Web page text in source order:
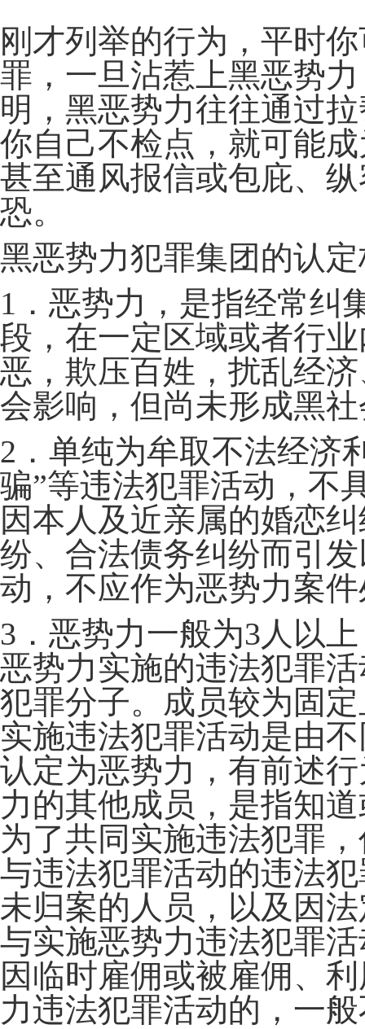
刚才列举的行为，平时
罪，一旦沾惹上黑恶势
明，黑恶势力往往通过
你自己不检点，就可能
甚至通风报信或包庇、
恐。
黑恶势力犯罪集团的认
1．恶势力，是指经常纠
段，在一定区域或者行
恶，欺压百姓，扰乱经
会影响，但尚未形成黑
2．单纯为牟取不法经济
骗”等违法犯罪活动，不
因本人及近亲属的婚恋
纷、合法债务纠纷而引
动，不应作为恶势力案
3．恶势力一般为3人以
恶势力实施的违法犯罪
犯罪分子。成员较为固
实施违法犯罪活动是由
认定为恶势力，有前述
力的其他成员，是指知
为了共同实施违法犯罪
与违法犯罪活动的违法
未归案的人员，以及因
与实施恶势力违法犯罪
因临时雇佣或被雇佣、
力违法犯罪活动的，一